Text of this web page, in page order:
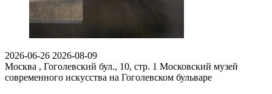
2026-06-26 2026-08-09
Москва , Гоголевский бул., 10, стр. 1 Московский музей
современного искусства на Гоголевском бульваре